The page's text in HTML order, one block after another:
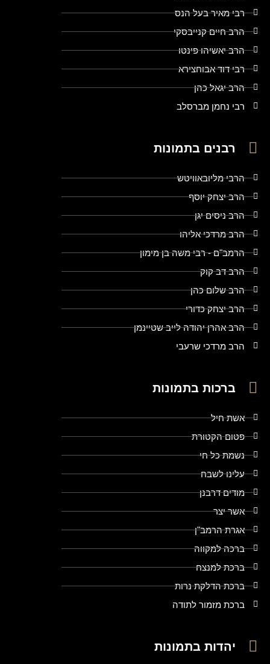
רבי מאיר בעל הנס
הרב חיים קנייבסקי
הרב יאשיהו פינטו
רבי דוד אבוחצירא
הרב יגאל כהן
רבי נחמן מברסלב
רבנים בתמונות
הרבי מליובאוויטש
הרב יצחק יוסף
הרב ניסים יגן
הרב מרדכי אליהו
הרמב"ם - רבי משה בן מימון
הרב דב קוק
הרב שלום כהן
הרב יצחק כדורי
הרב אהרן יהודה לייב שטיינמן
הרב מרדכי שרעבי
ברכות בתמונות
אשת חיל
פטום הקטורת
נשמת כל חי
עלינו לשבח
מודים דרבנן
אשר יצר
אגרת הרמב"ן
ברכה למקווה
ברכת למנצח
ברכת הדלקת נרות
ברכת מזמור לתודה
יהדות בתמונות